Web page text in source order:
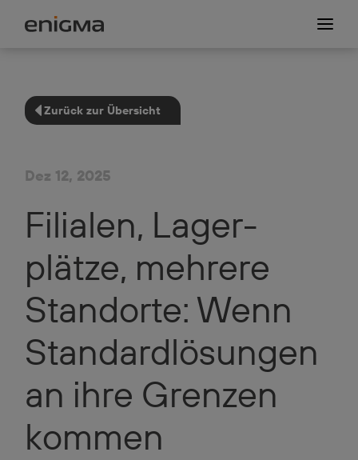
Zurück zur Übersicht
Dez 12, 2025
Filialen, Lager­
plätze, mehrere
Standorte: Wenn
Standard­lö­sungen
an ihre Grenzen
kommen